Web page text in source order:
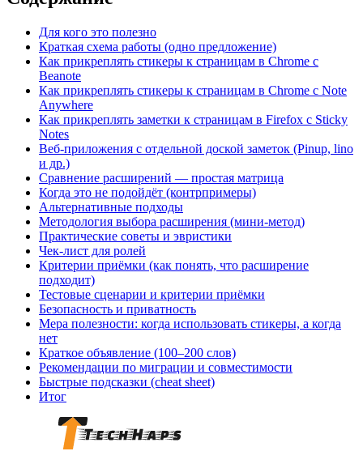
Для кого это полезно
Краткая схема работы (одно предложение)
Как прикреплять стикеры к страницам в Chrome с
Beanote
Как прикреплять стикеры к страницам в Chrome с Note
Anywhere
Как прикреплять заметки к страницам в Firefox с Sticky
Notes
Веб‑приложения с отдельной доской заметок (Pinup, lino
и др.)
Сравнение расширений — простая матрица
Когда это не подойдёт (контрпримеры)
Альтернативные подходы
Методология выбора расширения (мини‑метод)
Практические советы и эвристики
Чек‑лист для ролей
Критерии приёмки (как понять, что расширение
подходит)
Тестовые сценарии и критерии приёмки
Безопасность и приватность
Мера полезности: когда использовать стикеры, а когда
нет
Краткое объявление (100–200 слов)
Рекомендации по миграции и совместимости
Быстрые подсказки (cheat sheet)
Итог